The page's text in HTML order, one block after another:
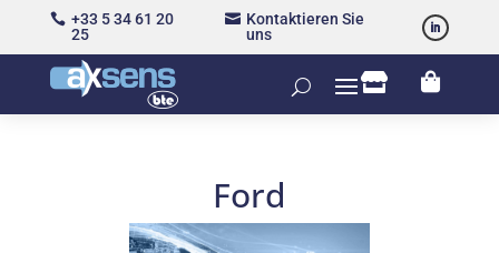
 +33 5 34 61 20
25
 Kontaktieren Sie
uns
 
Ford